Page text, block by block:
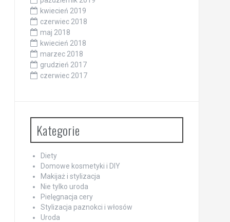
kwiecień 2019
czerwiec 2018
maj 2018
kwiecień 2018
marzec 2018
grudzień 2017
czerwiec 2017
Kategorie
Diety
Domowe kosmetyki i DIY
Makijaż i stylizacja
Nie tylko uroda
Pielęgnacja cery
Stylizacja paznokci i włosów
Uroda